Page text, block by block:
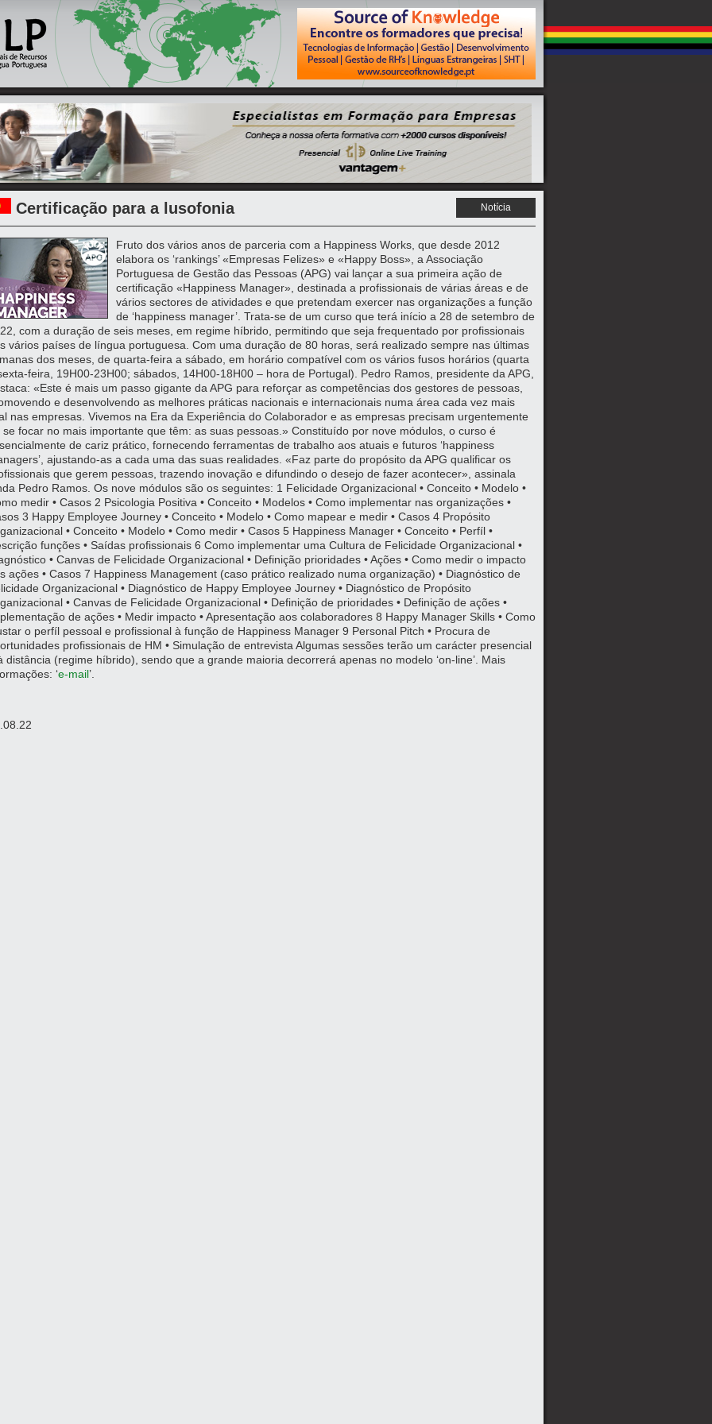
Certificação para a lusofonia Notícia
Fruto dos vários anos de parceria com a Happiness Works, que desde 2012
elabora os ‘rankings’ «Empresas Felizes» e «Happy Boss», a Associação
Portuguesa de Gestão das Pessoas (APG) vai lançar a sua primeira ação de
certificação «Happiness Manager», destinada a profissionais de várias áreas e de
vários sectores de atividades e que pretendam exercer nas organizações a função
de ‘happiness manager’. Trata-se de um curso que terá início a 28 de setembro de
com a duração de seis meses, em regime híbrido, permitindo que seja frequentado por profissionais
vários países de língua portuguesa. Com uma duração de 80 horas, será realizado sempre nas últimas
dos meses, de quarta-feira a sábado, em horário compatível com os vários fusos horários (quarta
feira, 19H00-23H00; sábados, 14H00-18H00 – hora de Portugal). Pedro Ramos, presidente da APG,
«Este é mais um passo gigante da APG para reforçar as competências dos gestores de pessoas,
e desenvolvendo as melhores práticas nacionais e internacionais numa área cada vez mais
nas empresas. Vivemos na Era da Experiência do Colaborador e as empresas precisam urgentemente
se focar no mais importante que têm: as suas pessoas.» Constituído por nove módulos, o curso é
de cariz prático, fornecendo ferramentas de trabalho aos atuais e futuros ‘happiness
ajustando-as a cada uma das suas realidades. «Faz parte do propósito da APG qualificar os
que gerem pessoas, trazendo inovação e difundindo o desejo de fazer acontecer», assinala
Pedro Ramos. Os nove módulos são os seguintes: 1 Felicidade Organizacional • Conceito • Modelo •
medir • Casos 2 Psicologia Positiva • Conceito • Modelos • Como implementar nas organizações •
3 Happy Employee Journey • Conceito • Modelo • Como mapear e medir • Casos 4 Propósito
• Conceito • Modelo • Como medir • Casos 5 Happiness Manager • Conceito • Perfíl •
funções • Saídas profissionais 6 Como implementar uma Cultura de Felicidade Organizacional •
• Canvas de Felicidade Organizacional • Definição prioridades • Ações • Como medir o impacto
ações • Casos 7 Happiness Management (caso prático realizado numa organização) • Diagnóstico de
Organizacional • Diagnóstico de Happy Employee Journey • Diagnóstico de Propósito
• Canvas de Felicidade Organizacional • Definição de prioridades • Definição de ações •
de ações • Medir impacto • Apresentação aos colaboradores 8 Happy Manager Skills • Como
o perfíl pessoal e profissional à função de Happiness Manager 9 Personal Pitch • Procura de
profissionais de HM • Simulação de entrevista Algumas sessões terão um carácter presencial
distância (regime híbrido), sendo que a grande maioria decorrerá apenas no modelo ‘on-line’. Mais
‘e-mail’.